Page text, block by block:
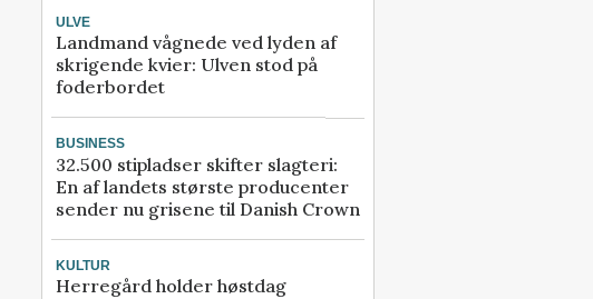
ULVE
Landmand vågnede ved lyden af
skrigende kvier: Ulven stod på
foderbordet
BUSINESS
32.500 stipladser skifter slagteri:
En af landets største producenter
sender nu grisene til Danish Crown
KULTUR
Herregård holder høstdag